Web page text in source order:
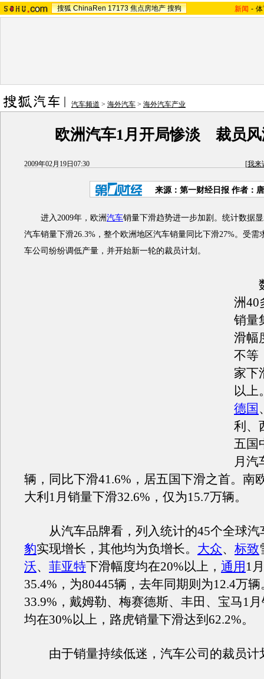
搜狐 ChinaRen 17173 焦点房地产 搜狗 新闻 -
汽车频道 > 海外汽车 > 海外汽车产业
欧洲汽车1月开局惨淡 裁员
2009年02月19日07:30 [我来
来源：第一财经日报 作者：
进入2009年，欧洲汽车销量下滑趋势进一步加剧。统计数据
汽车销量下滑26.3%，整个欧洲地区汽车销量同比下滑27%。受需
车公司纷纷调低产量，并开始新一轮的裁员计划。
数
洲40
销量
滑幅
不等
家下
以上
德国
利、
五国
月汽
辆，同比下滑41.6%，居五国下滑之首。南
大利1月销量下滑32.6%，仅为15.7万辆。
从汽车品牌看，列入统计的45个全球汽
豹实现增长，其他均为负增长。 大众、 标致
沃、 菲亚特下滑幅度均在20%以上， 通用 1
35.4%，为80445辆，去年同期则为12.4万辆
33.9%，戴姆勒、梅赛德斯、丰田、宝马1
均在30%以上，路虎销量下滑达到62.2%。
由于销量持续低迷，汽车公司的裁员计